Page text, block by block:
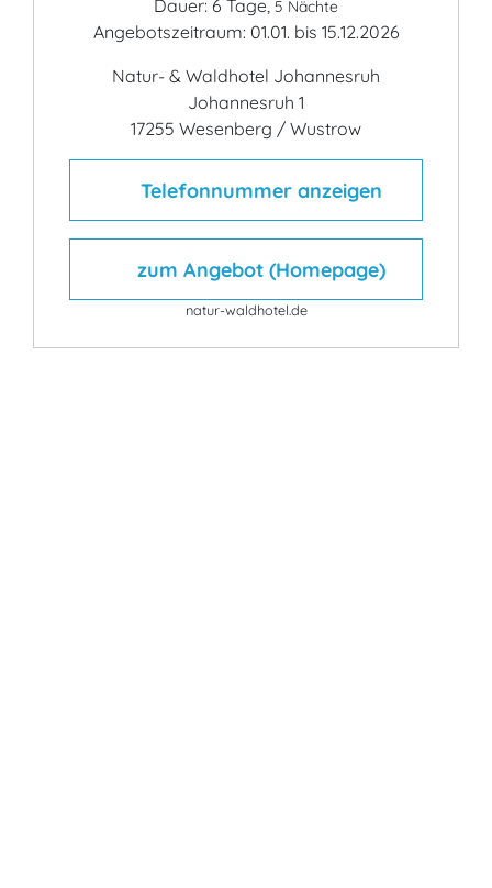
Dauer: 6 Tage, 5 Nächte
Angebotszeitraum: 01.01. bis 15.12.2026
Natur- & Waldhotel Johannesruh
Johannesruh 1
17255 Wesenberg / Wustrow
Telefonnummer anzeigen
zum Angebot (Homepage)
natur-waldhotel.de